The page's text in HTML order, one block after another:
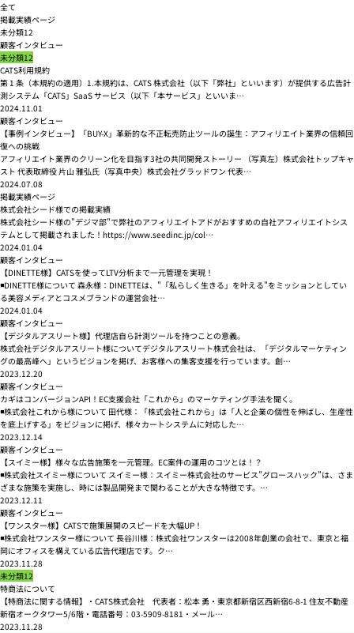
全て
掲載実績ページ
未分類12
顧客インタビュー
未分類12
CATS利用規約
第 1 条（本規約の適用）1.本規約は、CATS 株式会社（以下「弊社」といいます）が提供する広告計
測システム「CATS」SaaS サービス（以下「本サービス」といいま…
2024.11.01
顧客インタビュー
【事例インタビュー】「BUY-X」革新的な不正転売防止ツールの誕生：アフィリエイト業界の信頼回
復への挑戦
アフィリエイト業界のクリーン化を目指す3社の共同開発ストーリー （写真左）株式会社トップキャ
スト 代表取締役 片山 雅弘氏（写真中央）株式会社グラッドワン 代表…
2024.07.08
掲載実績ページ
株式会社シード様での掲載実績
株式会社シード様の"デジマ部"で弊社のアフィリエイトアドがおすすめの自社アフィリエイトシス
テムとして掲載されました！https://www.seedinc.jp/col…
2024.01.04
顧客インタビュー
【DINETTE様】CATSを使ってLTV分析まで一元管理を実現！
◾️DINETTE様について 森永様：DINETTEは、"「私らしく生きる」を叶える"をミッションとしてい
る美容メディアとコスメブランドの運営会社…
2024.01.04
顧客インタビュー
【デジタルアスリート様】代理店自ら計測ツールを持つことの意義。
株式会社デジタルアスリート様についてデジタルアスリート株式会社は、「デジタルマーケティン
グの最高峰へ」というビジョンを掲げ、お客様への集客支援を行っています。創…
2023.12.20
顧客インタビュー
カギはコンバージョンAPI！EC支援会社「これから」のマーケティング手法を聞く。
◾️株式会社これから様について 田代様：「株式会社これから」は「人と企業の個性を伸ばし、生産性
を底上げする」をビジョンに掲げ、様々カートシステムに対応した…
2023.12.14
顧客インタビュー
【スイミー様】様々な広告施策を一元管理。EC案件の運用のコツとは！？
◾️株式会社スイミー様について スイミー様：スイミー株式会社のサービス”グロースハック”は、さま
ざまな施策を実施し、時には製品開発まで関わることが大きな特徴です。…
2023.12.11
顧客インタビュー
【ワンスター様】CATSで施策展開のスピードを大幅UP！
◾️株式会社ワンスター様について 長谷川様：株式会社ワンスターは2008年創業の会社で、東京と福
岡にオフィスを構えている広告代理店です。ク…
2023.11.28
未分類12
特商法について
【特商法に関する情報】・CATS株式会社 代表者：松本 勇・東京都新宿区西新宿6-8-1 住友不動産
新宿オークタワー5/6階・電話番号：03-5909-8181・メール…
2023.11.28